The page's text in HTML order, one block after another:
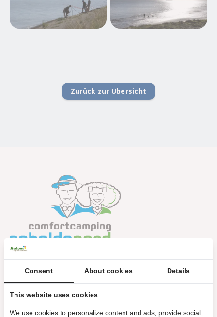
Zurück zur Übersicht
Landingsweg 1
4435 NR Baarland
+31(0)113639900
Consent About cookies Details
This website uses cookies
We use cookies to personalize content and ads, provide social